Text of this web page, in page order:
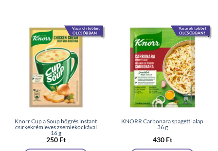
Vásárolj többet
OLCSÓBBAN!
Knorr Cup a Soup bögrés instant
csirkekrémleves zsemlekockával
16 g
250 Ft
Vásárolj többet
OLCSÓBBAN!
KNORR Carbonara spagetti alap
36 g
430 Ft